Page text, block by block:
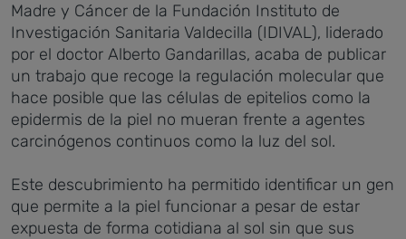
Madre y Cáncer de la Fundación Instituto de
Investigación Sanitaria Valdecilla (IDIVAL), liderado
por el doctor Alberto Gandarillas, acaba de publicar
un trabajo que recoge la regulación molecular que
hace posible que las células de epitelios como la
epidermis de la piel no mueran frente a agentes
carcinógenos continuos como la luz del sol.
Este descubrimiento ha permitido identificar un gen
que permite a la piel funcionar a pesar de estar
expuesta de forma cotidiana al sol sin que sus